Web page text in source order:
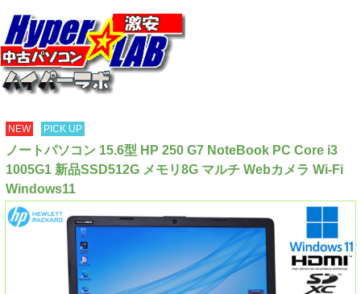
NEW PICK UP
ノートパソコン 15.6型 HP 250 G7 NoteBook PC Core i3
1005G1 新品SSD512G メモリ8G マルチ Webカメラ Wi-Fi
Windows11